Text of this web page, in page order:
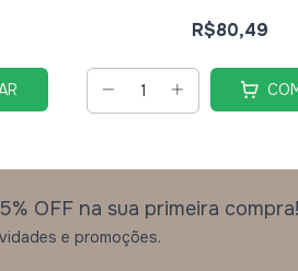
R$80,49
OFF na sua primeira compra!
e promoções.